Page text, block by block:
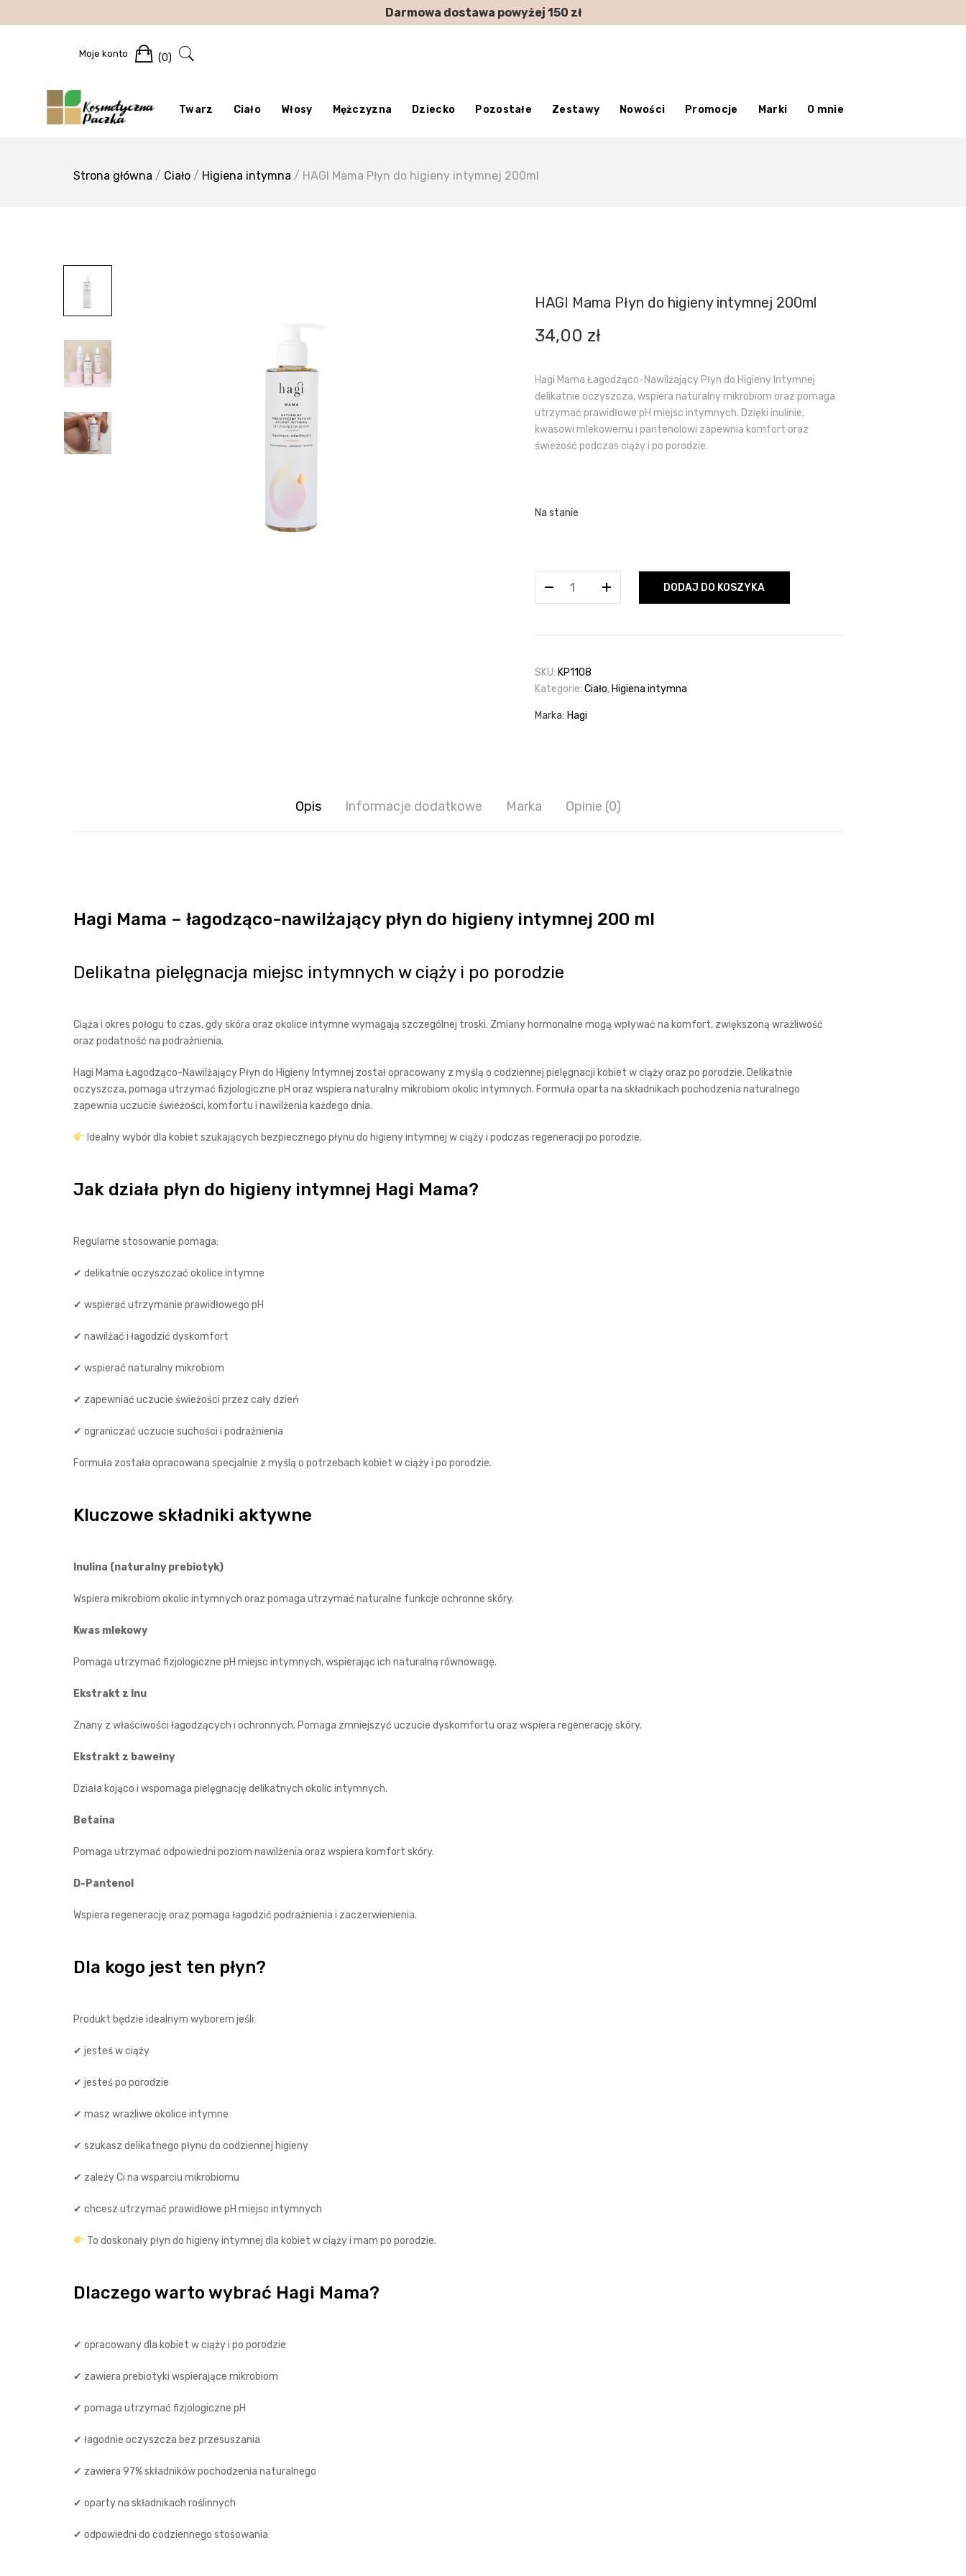
to
Darmowa dostawa powyżej 150 zł
Twarz Ciało Włosy Mężczyzna Dziecko Pozostałe Zestawy Nowości Promocje Marki O mnie
Moje konto Cart
(0)
Strona główna / Ciało / Higiena intymna / HAGI Mama Płyn do higieny intymnej 200ml
HAGI Mama Płyn do higieny intymnej 200ml
34,00 zł
Hagi Mama Łagodząco-Nawilżający Płyn do Higieny Intymnej
delikatnie oczyszcza, wspiera naturalny mikrobiom oraz pomaga
utrzymać prawidłowe pH miejsc intymnych. Dzięki inulinie,
kwasowi mlekowemu i pantenolowi zapewnia komfort oraz
świeżość podczas ciąży i po porodzie.
Na stanie
intymnej
200ml
DODAJ DO KOSZYKA
SKU: KP1108
Kategorie: Ciało, Higiena intymna
Marka: Hagi
Opis Informacje dodatkowe Marka Opinie (0)
Hagi Mama – łagodząco-nawilżający płyn do higieny intymnej 200 ml
Delikatna pielęgnacja miejsc intymnych w ciąży i po porodzie
Ciąża i okres połogu to czas, gdy skóra oraz okolice intymne wymagają szczególnej troski. Zmiany hormonalne mogą wpływać na komfort, zwiększoną wrażliwość
oraz podatność na podrażnienia.
Hagi Mama Łagodząco-Nawilżający Płyn do Higieny Intymnej został opracowany z myślą o codziennej pielęgnacji kobiet w ciąży oraz po porodzie. Delikatnie
oczyszcza, pomaga utrzymać fizjologiczne pH oraz wspiera naturalny mikrobiom okolic intymnych. Formuła oparta na składnikach pochodzenia naturalnego
zapewnia uczucie świeżości, komfortu i nawilżenia każdego dnia.
Idealny wybór dla kobiet szukających bezpiecznego płynu do higieny intymnej w ciąży i podczas regeneracji po porodzie.
Jak działa płyn do higieny intymnej Hagi Mama?
Regularne stosowanie pomaga:
✔ delikatnie oczyszczać okolice intymne
✔ wspierać utrzymanie prawidłowego pH
✔ nawilżać i łagodzić dyskomfort
✔ wspierać naturalny mikrobiom
✔ zapewniać uczucie świeżości przez cały dzień
✔ ograniczać uczucie suchości i podrażnienia
Formuła została opracowana specjalnie z myślą o potrzebach kobiet w ciąży i po porodzie.
Kluczowe składniki aktywne
Inulina (naturalny prebiotyk)
Wspiera mikrobiom okolic intymnych oraz pomaga utrzymać naturalne funkcje ochronne skóry.
Kwas mlekowy
Pomaga utrzymać fizjologiczne pH miejsc intymnych, wspierając ich naturalną równowagę.
Ekstrakt z lnu
Znany z właściwości łagodzących i ochronnych. Pomaga zmniejszyć uczucie dyskomfortu oraz wspiera regenerację skóry.
Ekstrakt z bawełny
Działa kojąco i wspomaga pielęgnację delikatnych okolic intymnych.
Betaina
Pomaga utrzymać odpowiedni poziom nawilżenia oraz wspiera komfort skóry.
D-Pantenol
Wspiera regenerację oraz pomaga łagodzić podrażnienia i zaczerwienienia.
Dla kogo jest ten płyn?
Produkt będzie idealnym wyborem jeśli:
✔ jesteś w ciąży
✔ jesteś po porodzie
✔ masz wrażliwe okolice intymne
✔ szukasz delikatnego płynu do codziennej higieny
✔ zależy Ci na wsparciu mikrobiomu
✔ chcesz utrzymać prawidłowe pH miejsc intymnych
To doskonały płyn do higieny intymnej dla kobiet w ciąży i mam po porodzie.
Dlaczego warto wybrać Hagi Mama?
✔ opracowany dla kobiet w ciąży i po porodzie
✔ zawiera prebiotyki wspierające mikrobiom
✔ pomaga utrzymać fizjologiczne pH
✔ łagodnie oczyszcza bez przesuszania
✔ zawiera 97% składników pochodzenia naturalnego
✔ oparty na składnikach roślinnych
✔ odpowiedni do codziennego stosowania